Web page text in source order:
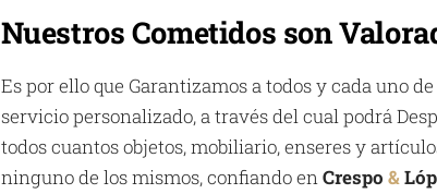
Nuestros Cometidos son
Es por ello que Garantizamos a todos y cada uno
servicio personalizado, a través del cual podrá
todos cuantos objetos, mobiliario, enseres y
ninguno de los mismos, confiando enCrespo &